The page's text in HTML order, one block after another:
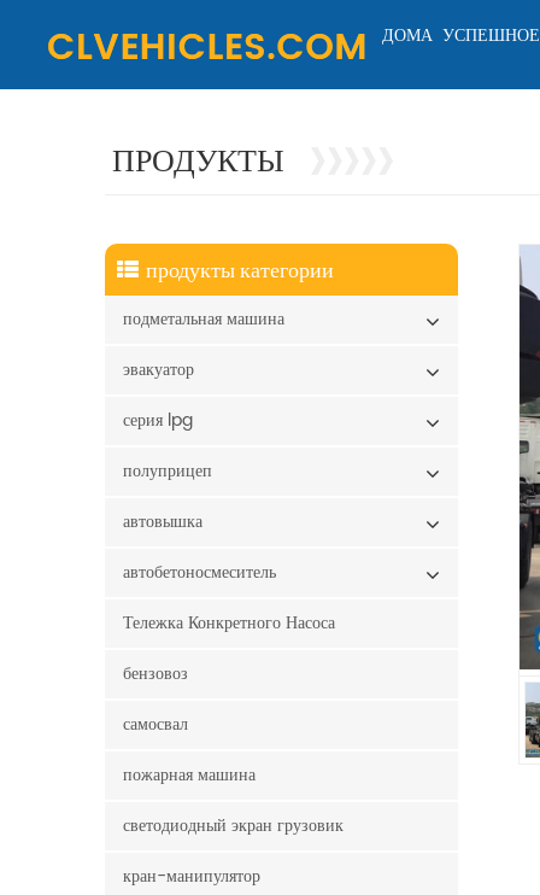
ДОМА
ПРОДУКТЫ
продукты категории
подметальная машина
эвакуатор
серия lpg
полуприцеп
автовышка
автобетоносмеситель
Тележка Конкретного Насоса
бензовоз
самосвал
пожарная машина
светодиодный экран грузовик
кран-манипулятор